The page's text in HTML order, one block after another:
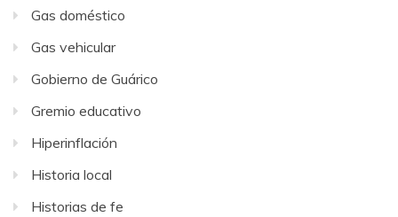
Gas doméstico
Gas vehicular
Gobierno de Guárico
Gremio educativo
Hiperinflación
Historia local
Historias de fe